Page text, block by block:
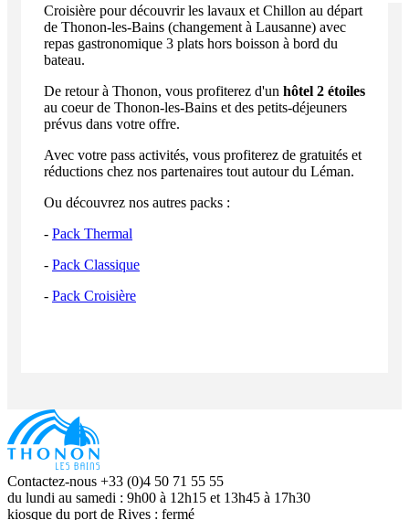
Croisière pour découvrir les lavaux et Chillon au départ
de Thonon-les-Bains (changement à Lausanne) avec
repas gastronomique 3 plats hors boisson à bord du
bateau.
De retour à Thonon, vous profiterez d'un hôtel 2 étoiles
au coeur de Thonon-les-Bains et des petits-déjeuners
prévus dans votre offre.
Avec votre pass activités, vous profiterez de gratuités et
réductions chez nos partenaires tout autour du Léman.
Ou découvrez nos autres packs :
- Pack Thermal
- Pack Classique
- Pack Croisière
Contactez-nous +33 (0)4 50 71 55 55
du lundi au samedi : 9h00 à 12h15 et 13h45 à 17h30
kiosque du port de Rives : fermé